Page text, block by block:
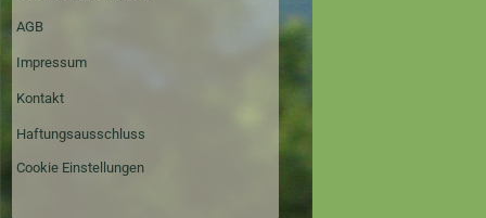
AGB
Impressum
Kontakt
Haftungsausschluss
Cookie Einstellungen